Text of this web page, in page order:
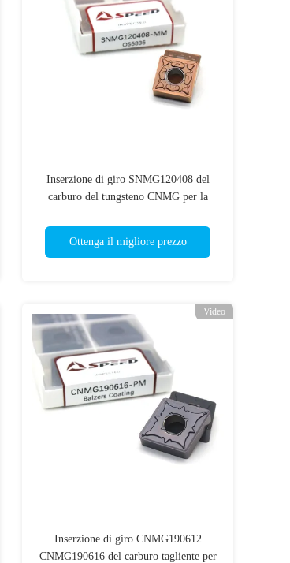
Inserzione di giro SNMG120408 del
carburo del tungsteno CNMG per la
Ottenga il migliore prezzo
Video
Inserzione di giro CNMG190612
CNMG190616 del carburo tagliente per